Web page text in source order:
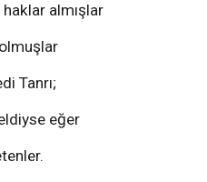
almışlar
Tanrı;
eğer